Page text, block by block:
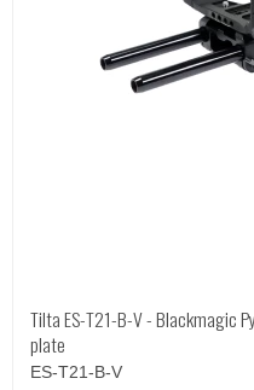
Tilta ES-T21-B-V - Blackmagic
plate
ES-T21-B-V